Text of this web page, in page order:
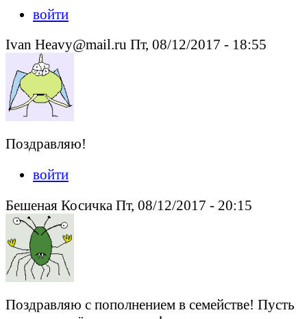
войти
Ivan Heavy@mail.ru Пт, 08/12/2017 - 18:55
Поздравляю!
войти
Бешеная Косичка Пт, 08/12/2017 - 20:15
Поздравляю с пополнением в семействе! Пусть